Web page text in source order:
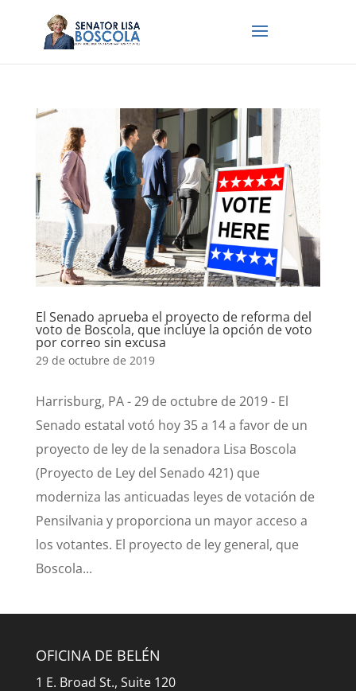
El Senado aprueba el proyecto de reforma del
voto de Boscola, que incluye la opción de voto
por correo sin excusa
29 de octubre de 2019
Harrisburg, PA - 29 de octubre de 2019 - El
Senado estatal votó hoy 35 a 14 a favor de un
proyecto de ley de la senadora Lisa Boscola
(Proyecto de Ley del Senado 421) que
moderniza las anticuadas leyes de votación de
Pensilvania y proporciona un mayor acceso a
los votantes. El proyecto de ley general, que
Boscola...
OFICINA DE BELÉN
1 E. Broad St., Suite 120